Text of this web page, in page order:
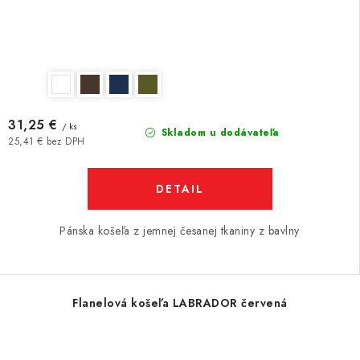
Skladom u dodávateľa
25,41 € bez DPH
31,25 € / ks
DETAIL
Pánska košeľa z jemnej česanej tkaniny z bavlny
Flanelová košeľa LABRADOR červená